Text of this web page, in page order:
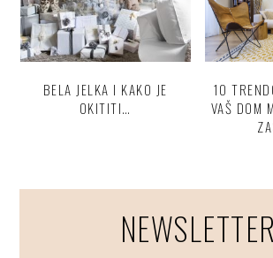
BELA JELKA I KAKO JE
OKITITI…
10
VAŠ DOM
NEWSLETTER